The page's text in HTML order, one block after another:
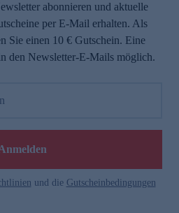
abonnieren und aktuelle
per E-Mail erhalten. Als
Sie einen 10 € Gutschein. Eine
den Newsletter-E-Mails möglich.
und die Gutscheinbedingungen